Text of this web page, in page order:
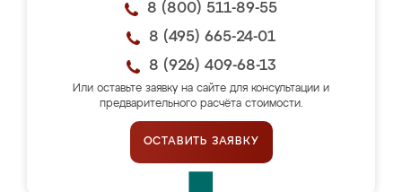
8 (800) 511-89-55
8 (495) 665-24-01
8 (926) 409-68-13
Или оставьте заявку на сайте для консультации и
предварительного расчёта стоимости.
ОСТАВИТЬ ЗАЯВКУ